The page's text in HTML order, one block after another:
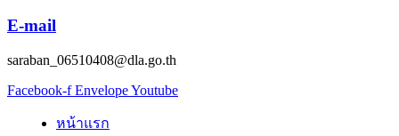
E-mail
saraban_06510408@dla.go.th
Facebook-f EnvelopeYoutube
หน้าแรก